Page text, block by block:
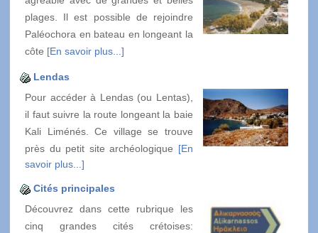
plages. Il est possible de rejoindre
Paléochora en bateau en longeant la
côte [En savoir plus...]
Lendas
Pour accéder à Lendas (ou Lentas),
il faut suivre la route longeant la baie
Kali Liménés. Ce village se trouve
près du petit site archéologique [En
savoir plus...]
Cités principales
Découvrez dans cette rubrique les
cinq grandes cités crétoises: